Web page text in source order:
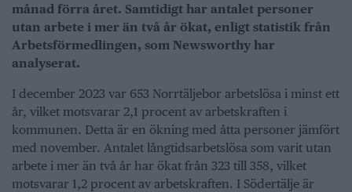
månad förra året. Samtidigt har antalet personer
utan arbete i mer än två år ökat, enligt statistik från
Arbetsförmedlingen, som Newsworthy har
analyserat.
I december 2023 var 653 Norrtäljebor arbetslösa i minst ett
år, vilket motsvarar 2,1 procent av arbetskraften i
kommunen. Detta är en ökning med åtta personer jämfört
med november. Antalet långtidsarbetslösa som varit utan
arbete i mer än två år har ökat från 323 till 358, vilket
motsvarar 1,2 procent av arbetskraften. I Södertälje är